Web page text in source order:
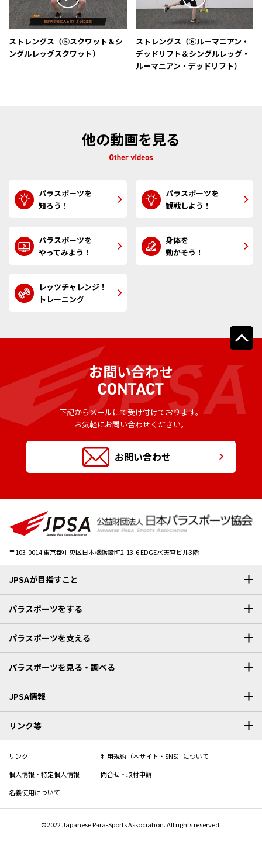
ストレングス（⑤スクワット＆シ
ングルレッグスクワット）
ストレングス（⑥ルーマニアン・
デッドリフト＆シングルレッグ・
ルーマニアン・デッドリフト）
他の動画を見る
パラスポーツを
知ろう！
パラスポーツを
観戦しよう！
パラスポーツを
やってみよう！
身体を
動かそう！
レッツチャレンジ！
トレーニング
お問い合わせ
下記からメールにて受け付けております。
お気軽にお問い合わせください。
お問い合わせ
〒103-0014東京都中央区日本橋蛎殻町2-13-6 EDGE水天宮ビル3階
JPSAが目指すこと
パラスポーツをする
パラスポーツを支える
パラスポーツを見る・調べる
JPSA情報
リンク等
リンク
利用規約（本サイト・SNS）について
個人情報・特定個人情報
問合せ・取材申請
名義使用について
©2022 Japanese Para-Sports Association. All rights reserved.